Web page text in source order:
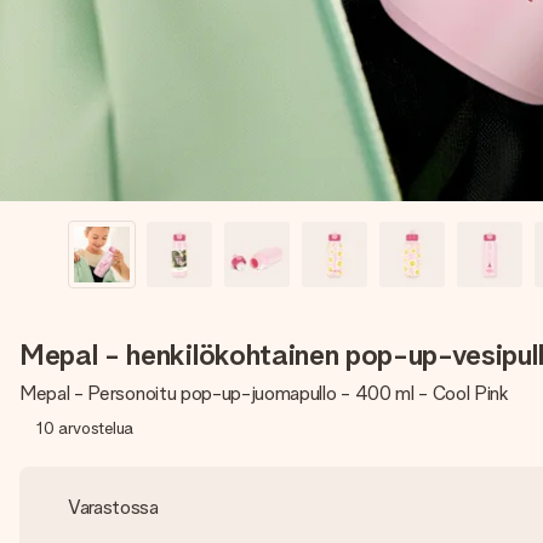
Mepal - henkilökohtainen pop-up-
Mepal - Personoitu pop-up-juomapullo - 400 ml - Cool Pink
10 arvostelua
Varastossa